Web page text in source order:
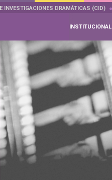
INVESTIGACIONES DRAMÁTICAS (CID)
INSTITUCIONAL